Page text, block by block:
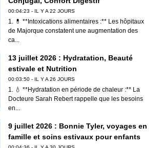
00:04:23 - IL Y A 22 JOURS
1. 💊 **Intoxications alimentaires :** Les hôpitaux
de Majorque constatent une augmentation des
ca...
13 juillet 2026 : Hydratation, Beauté
estivale et Nutrition
00:03:50 - IL Y A 26 JOURS
1. 💧 **Hydratation en période de chaleur :** La
Docteure Sarah Rebert rappelle que les besoins
en...
9 juillet 2026 : Bonnie Tyler, voyages en
famille et soins estivaux pour enfants